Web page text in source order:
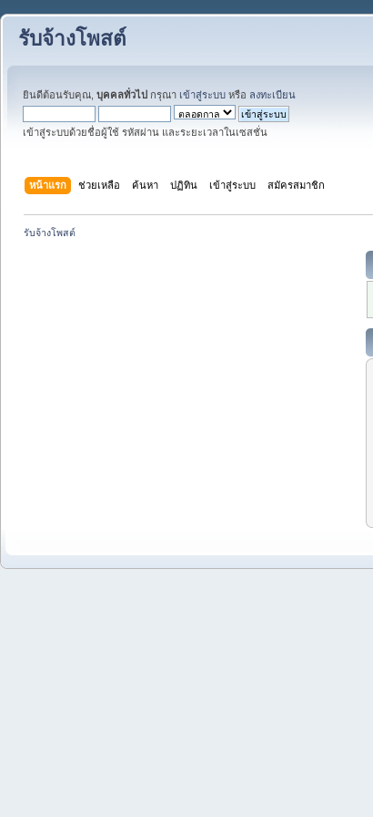
รับจ้างโพสต์
ยินดีต้อนรับคุณ, บุคคลทั่วไป กรุณา เข้าสู่ระบบ หรือ ลงทะเบียน
เข้าสู่ระบบด้วยชื่อผู้ใช้ รหัสผ่าน และระยะเวลาในเซสชั่น
หน้าแรก ช่วยเหลือ ค้นหา ปฏิทิน เข้าสู่ระบบ สมัครสมาชิก
รับจ้างโพสต์